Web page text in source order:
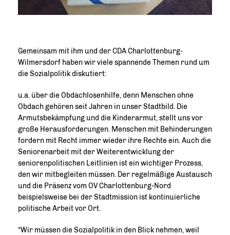
Gemeinsam mit ihm und der CDA Charlottenburg-
Wilmersdorf haben wir viele spannende Themen rund um
die Sozialpolitik diskutiert:
u.a. über die Obdachlosenhilfe, denn Menschen ohne
Obdach gehören seit Jahren in unser Stadtbild. Die
Armutsbekämpfung und die Kinderarmut, stellt uns vor
große Herausforderungen. Menschen mit Behinderungen
fordern mit Recht immer wieder ihre Rechte ein. Auch die
Seniorenarbeit mit der Weiterentwicklung der
seniorenpolitischen Leitlinien ist ein wichtiger Prozess,
den wir mitbegleiten müssen. Der regelmäßige Austausch
und die Präsenz vom OV Charlottenburg-Nord
beispielsweise bei der Stadtmission ist kontinuierliche
politische Arbeit vor Ort.
“Wir müssen die Sozialpolitik in den Blick nehmen, weil